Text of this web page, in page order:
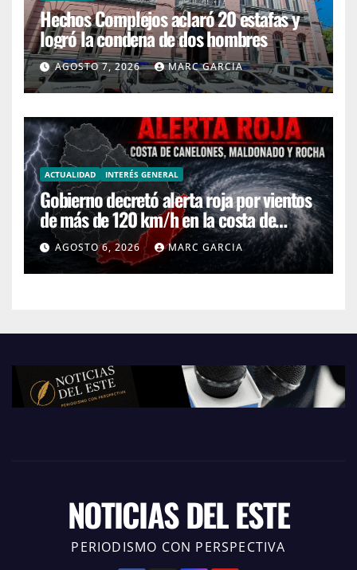
Hechos Complejos aclaró 20 estafas y
logró la condena de dos hombres
AGOSTO 7, 2026 MARC GARCIA
ACTUALIDAD INTERÉS GENERAL
Gobierno decretó alerta roja por vientos
de más de 120 km/h en la costa de
Canelones, Maldonado y Rocha
AGOSTO 6, 2026 MARC GARCIA
NOTICIAS DEL ESTE
PERIODISMO CON PERSPECTIVA